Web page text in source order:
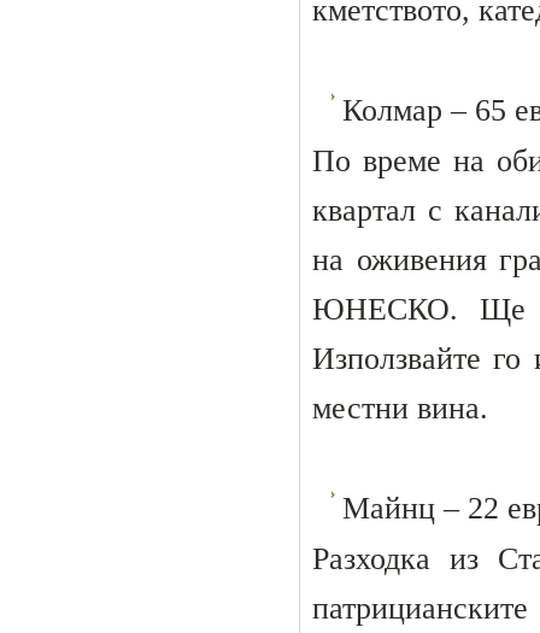
кметството,
Колмар – 65
По време на
квартал с
на оживения
ЮНЕСКО. Ще
Използвайте го
местни вина.
Майнц – 22
Разходка из